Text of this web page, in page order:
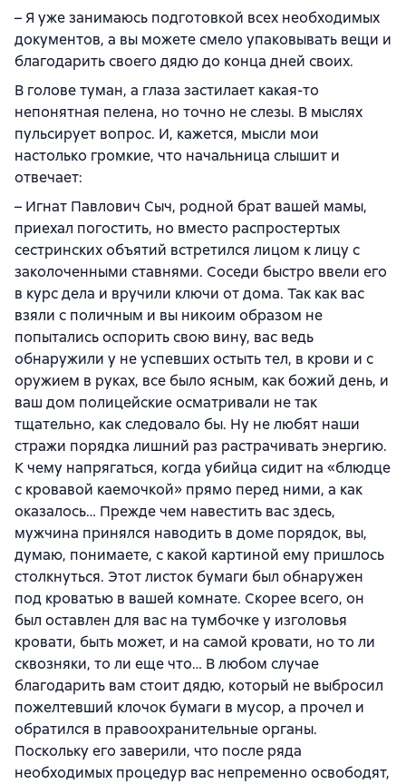
– Я уже занимаюсь подготовкой всех необходимых
документов, а вы можете смело упаковывать вещи и
благодарить своего дядю до конца дней своих.
В голове туман, а глаза застилает какая-то
непонятная пелена, но точно не слезы. В мыслях
пульсирует вопрос. И, кажется, мысли мои
настолько громкие, что начальница слышит и
отвечает:
– Игнат Павлович Сыч, родной брат вашей мамы,
приехал погостить, но вместо распростертых
сестринских объятий встретился лицом к лицу с
заколоченными ставнями. Соседи быстро ввели его
в курс дела и вручили ключи от дома. Так как вас
взяли с поличным и вы никоим образом не
попытались оспорить свою вину, вас ведь
обнаружили у не успевших остыть тел, в крови и с
оружием в руках, все было ясным, как божий день, и
ваш дом полицейские осматривали не так
тщательно, как следовало бы. Ну не любят наши
стражи порядка лишний раз растрачивать энергию.
К чему напрягаться, когда убийца сидит на «блюдце
с кровавой каемочкой» прямо перед ними, а как
оказалось… Прежде чем навестить вас здесь,
мужчина принялся наводить в доме порядок, вы,
думаю, понимаете, с какой картиной ему пришлось
столкнуться. Этот листок бумаги был обнаружен
под кроватью в вашей комнате. Скорее всего, он
был оставлен для вас на тумбочке у изголовья
кровати, быть может, и на самой кровати, но то ли
сквозняки, то ли еще что… В любом случае
благодарить вам стоит дядю, который не выбросил
пожелтевший клочок бумаги в мусор, а прочел и
обратился в правоохранительные органы.
Поскольку его заверили, что после ряда
необходимых процедур вас непременно освободят,